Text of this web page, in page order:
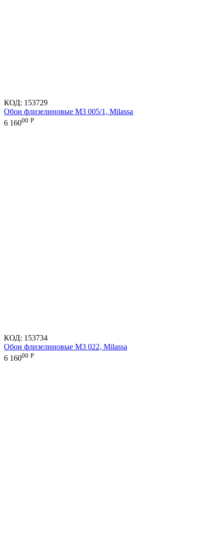
КОД: 153729
Обои флизелиновые M3 005/1, Milassa
6 16000 Р
КОД: 153734
Обои флизелиновые M3 022, Milassa
6 16000 Р